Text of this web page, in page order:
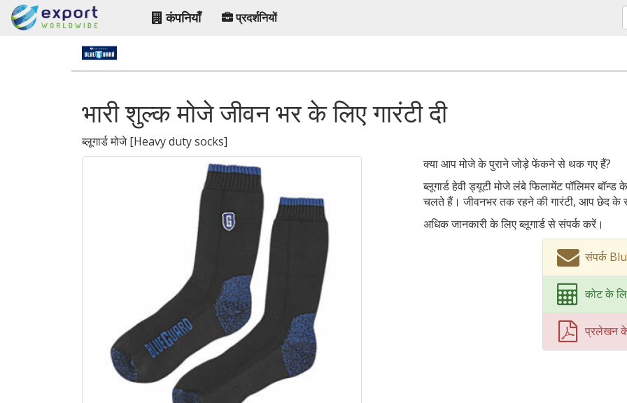
कंपनियाँ प्रदर्शनियों
भारी शुल्क मोजे जीवन भर के लिए गारंटी दी
ब्लूगार्ड मोजे[Heavy duty socks]
क्या आप मोजे के पुराने जोड़े फेंकने से थक गए हैं?
ब्लूगार्ड हेवी ड्यूटी मोजे लंबे फिलामेंट पॉलिमर
चलते हैं। जीवनभर तक रहने की गारंटी, आप छेद के
अधिक जानकारी के लिए ब्लूगार्ड से संपर्क करें।
संपर्क
कोट के
प्रलेखन